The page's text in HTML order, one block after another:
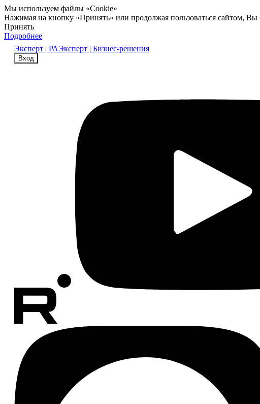
Мы используем файлы «Cookie»
Нажимая на кнопку «Принять» или продолжая пользоваться сайтом,
Принять
Подробнее
Эксперт | РАЭксперт | Бизнес-решения
Вход